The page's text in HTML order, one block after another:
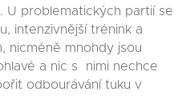
U problematických partií se
intenzivnější trénink a
nicméně mnohdy jsou
a nic s nimi nechce
odbourávání tuku v